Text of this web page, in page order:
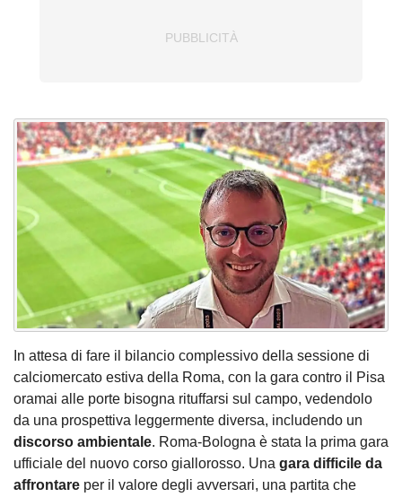
In attesa di fare il bilancio complessivo della sessione di
calciomercato estiva della Roma, con la gara contro il Pisa
oramai alle porte bisogna rituffarsi sul campo, vedendolo
da una prospettiva leggermente diversa, includendo un
discorso ambientale. Roma-Bologna è stata la prima gara
ufficiale del nuovo corso giallorosso. Una gara difficile da
affrontare per il valore degli avversari, una partita che